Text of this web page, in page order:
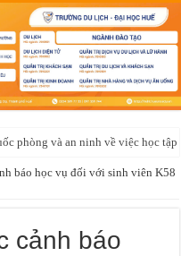
phòng và an ninh về việc học
báo học vụ đối với sinh viên K58
cảnh báo